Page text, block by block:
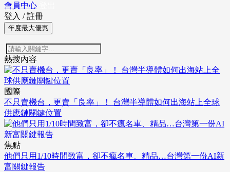
會員中心
登入 / 註冊
年度最大優惠
熱搜內容
國際
不只賣機台，更賣「良率」！ 台灣半導體如何出海站上全球
供應鏈關鍵位置
焦點
他們只用1/10時間致富，卻不瘋名車、精品…台灣第一份AI新
富關鍵報告